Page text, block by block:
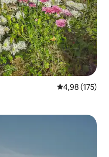
Vidējais
4,98 (175)